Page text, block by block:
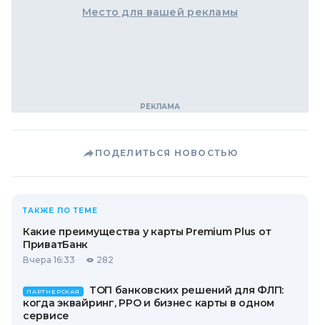
Место для вашей рекламы
ПОДЕЛИТЬСЯ НОВОСТЬЮ
ТАКЖЕ ПО ТЕМЕ
Какие преимущества у карты Premium Plus от
ПриватБанк
Вчера 16:33 282
ПАРТНЕРСКАЯ
ТОП банковских решений для ФЛП:
когда эквайринг, РРО и бизнес карты в одном
сервисе